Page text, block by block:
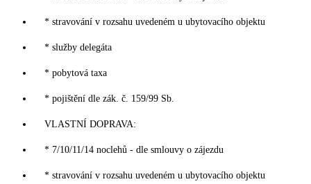
* stravování v rozsahu uvedeném u ubytovacího objektu
* služby delegáta
* pobytová taxa
* pojištění dle zák. č. 159/99 Sb.
VLASTNÍ DOPRAVA:
* 7/10/11/14 noclehů - dle smlouvy o zájezdu
* stravování v rozsahu uvedeném u ubytovacího objektu